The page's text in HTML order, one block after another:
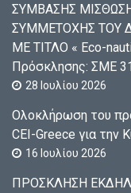
ΣΥΜΒΑΣΗΣ
ΣΥΜΜΕΤΟΧΗΣ ΤΟΥ
ΜΕ ΤΙΤΛΟ « Eco-
Πρόσκλησης: ΣΜΕ
28 Ιουλίου 2026
Ολοκλήρωση του
CEI-Greece για την
16 Ιουλίου 2026
ΠΡΟΣΚΛΗΣΗ